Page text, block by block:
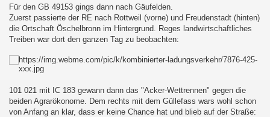
Für den GB 49153 gings dann nach Gäufelden.
Zuerst passierte der RE nach Rottweil (vorne) und Freudenstadt (hinten)
die Ortschaft Öschelbronn im Hintergrund. Reges landwirtschaftliches
Treiben war dort den ganzen Tag zu beobachten:
101 021 mit IC 183 gewann dann das "Acker-Wettrennen" gegen die
beiden Agrarökonome. Dem rechts mit dem Güllefass wars wohl schon
von Anfang an klar, dass er keine Chance hat und blieb auf der Straße:
:-D